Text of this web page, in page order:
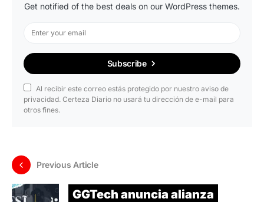
Get notified of the best deals on our WordPress themes.
Subscribe
Al recibir este correo estás protegido por nuestro aviso de
privacidad. Certeza Diario no usará tu dirección de e-mail para
otros fines.
Previous Article
GGTech anuncia alianza